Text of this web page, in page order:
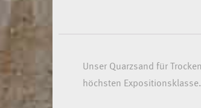
Unser Quarzsand für
höchsten Expositionsklasse.